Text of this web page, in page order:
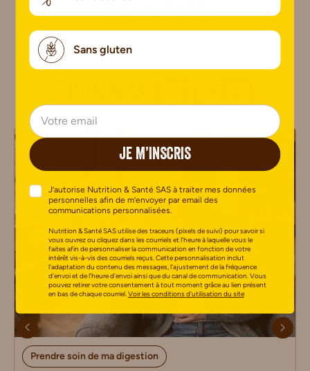
Tous nosarticles
Prendre soin de ma digestion
Sans gluten
JE M’INSCRIS
J’autorise Nutrition & Santé SAS à traiter mes données
personnelles afin de m’envoyer par email des
communications personnalisées.
Nutrition & Santé SAS utilise des traceurs (pixels de suivi) pour savoir si
vous ouvrez ou cliquez dans les courriels et l’heure à laquelle vous le
faites afin de personnaliser la communication en fonction de votre
intérêt vis-à-vis des courriels reçus. Cette personnalisation inclut
l’adaptation du contenu des messages, l’ajustement de la fréquence
d’envoi et de l’heure d’envoi ainsi que du canal de communication. Vous
pouvez retirer votre consentement à tout moment grâce au lien présent
en bas de chaque courriel.Voir les conditions d’utilisation du site